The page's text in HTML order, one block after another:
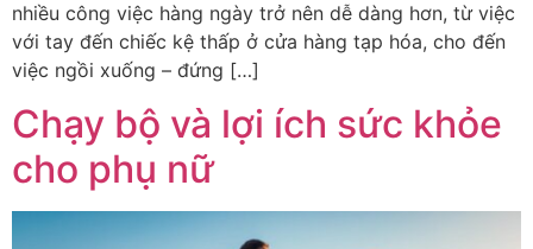
nhiều công việc hàng ngày trở nên dễ dàng hơn, từ việc
với tay đến chiếc kệ thấp ở cửa hàng tạp hóa, cho đến
việc ngồi xuống – đứng […]
Chạy bộ và lợi ích sức khỏe
cho phụ nữ